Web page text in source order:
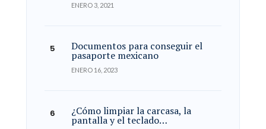
ENERO 3, 2021
Documentos para conseguir el
pasaporte mexicano
ENERO 16, 2023
¿Cómo limpiar la carcasa, la
pantalla y el teclado…